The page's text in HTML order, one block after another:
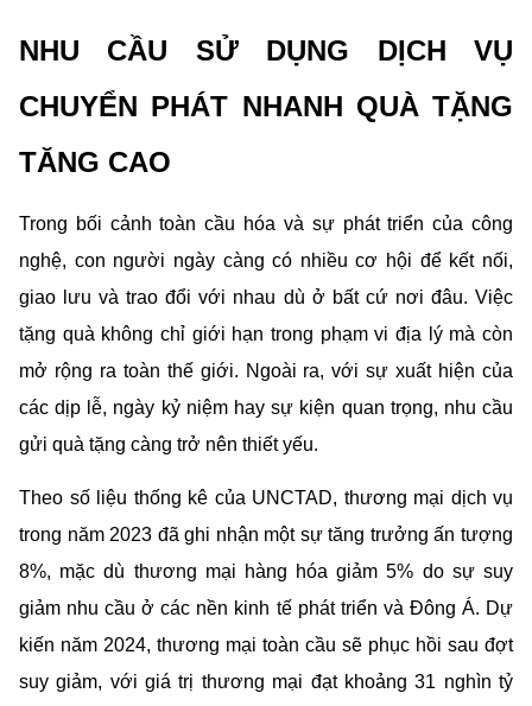
NHU CẦU SỬ DỤNG DỊCH VỤ
CHUYỂN PHÁT NHANH QUÀ TẶNG
TĂNG CAO
Trong bối cảnh toàn cầu hóa và sự phát triển của công
nghệ, con người ngày càng có nhiều cơ hội để kết nối,
giao lưu và trao đổi với nhau dù ở bất cứ nơi đâu. Việc
tặng quà không chỉ giới hạn trong phạm vi địa lý mà còn
mở rộng ra toàn thế giới. Ngoài ra, với sự xuất hiện của
các dịp lễ, ngày kỷ niệm hay sự kiện quan trọng, nhu cầu
gửi quà tặng càng trở nên thiết yếu.
Theo số liệu thống kê của UNCTAD, thương mại dịch vụ
trong năm 2023 đã ghi nhận một sự tăng trưởng ấn tượng
8%, mặc dù thương mại hàng hóa giảm 5% do sự suy
giảm nhu cầu ở các nền kinh tế phát triển và Đông Á​. Dự
kiến năm 2024, thương mại toàn cầu sẽ phục hồi sau đợt
suy giảm, với giá trị thương mại đạt khoảng 31 nghìn tỷ